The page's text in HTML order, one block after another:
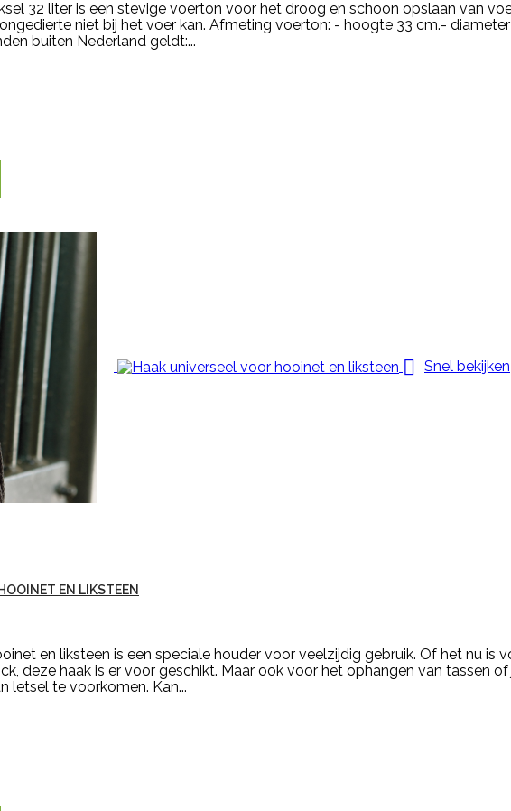
32 liter is een stevige voerton voor het droog en schoon opslaan van
niet bij het voer kan. Afmeting voerton: - hoogte 33 cm.-
buiten Nederland geldt:...
 Snel bekijken
EN LIKSTEEN
en liksteen is een speciale houder voor veelzijdig gebruik. Of het nu is
deze haak is er voor geschikt. Maar ook voor het ophangen van tassen
letsel te voorkomen. Kan...